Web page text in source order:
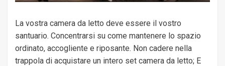
La vostra camera da letto deve essere il vostro
santuario. Concentrarsi su come mantenere lo spazio
ordinato, accogliente e riposante. Non cadere nella
trappola di acquistare un intero set camera da letto; E